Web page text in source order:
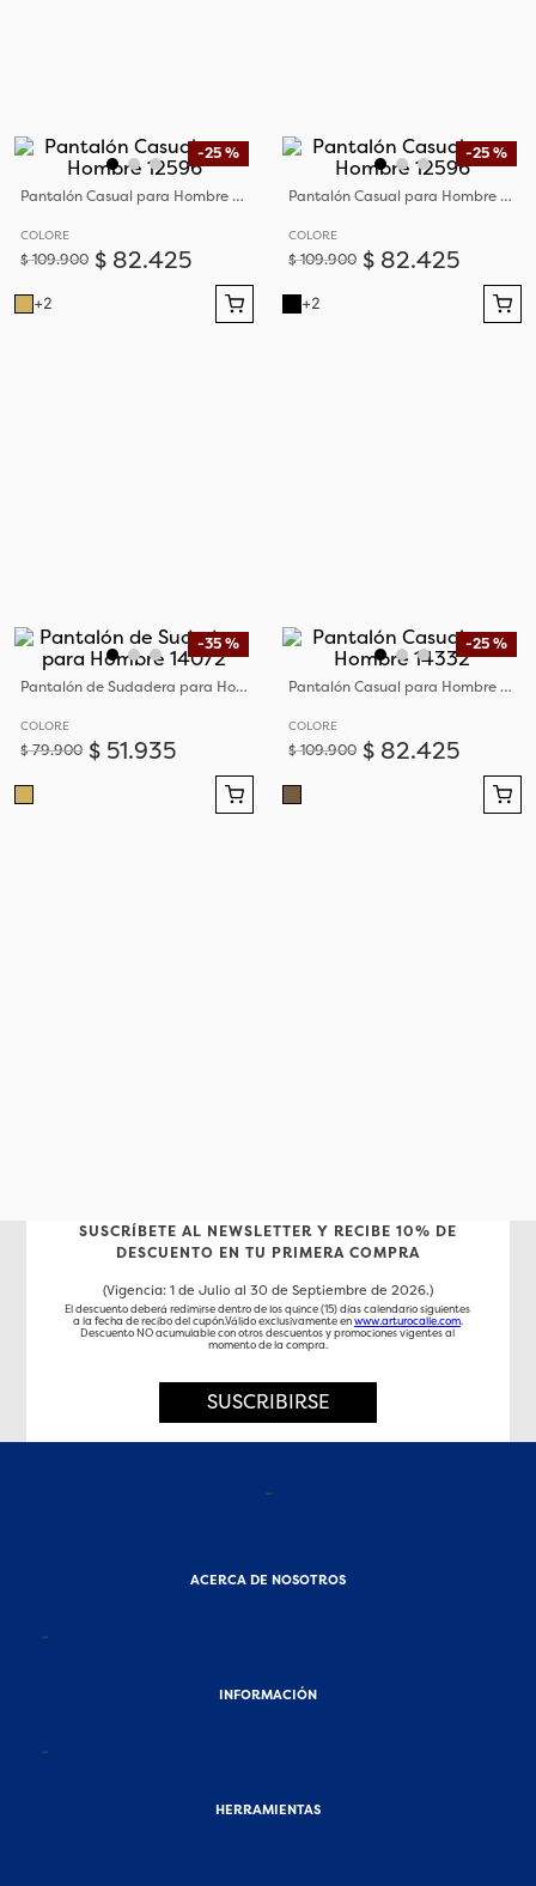
-25 %
Pantalón Casual para Hombre 12596
COLORE
$109.900 $ 82.425
+2
-25 %
Pantalón Casual para Hombre 12596
COLORE
$109.900 $ 82.425
+2
-35 %
Pantalón de Sudadera para Hombre 14072
COLORE
$79.900 $ 51.935
-25 %
Pantalón Casual para Hombre 14332
COLORE
$109.900 $ 82.425
SUSCRÍBETE AL NEWSLETTER Y RECIBE 10% DE
DESCUENTO EN TU PRIMERA COMPRA
(Vigencia: 1 de Julio al 30 de Septiembre de 2026.)
El descuento deberá redimirse dentro de los quince (15) días calendario siguientes
a la fecha de recibo del cupón.Válido exclusivamente enwww.arturocalle.com.
Descuento NO acumulable con otros descuentos y promociones vigentes al
momento de la compra.
SUSCRIBIRSE
-
ACERCA DE NOSOTROS
-
INFORMACIÓN
-
HERRAMIENTAS